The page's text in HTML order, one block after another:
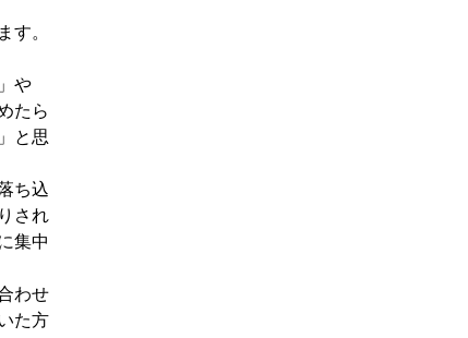
す。
や
たら
と思
ち込
され
集中
わせ
た方